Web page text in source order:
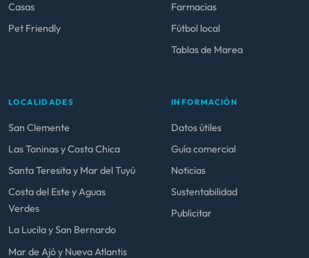
Casas
Pet Friendly
Farmacias
Fútbol local
Tablas de Marea
LOCALIDADES
San Clemente
Las Toninas y Costa Chica
Santa Teresita y Mar del Tuyú
Costa del Este y Aguas
Verdes
La Lucila y San Bernardo
Mar de Ajó y Nueva Atlantis
INFORMACIÓN
Datos útiles
Guía comercial
Noticias
Sustentabilidad
Publicitar